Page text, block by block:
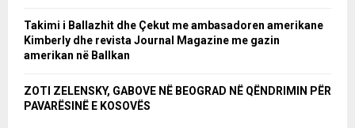
Takimi i Ballazhit dhe Çekut me ambasadoren amerikane
Kimberly dhe revista Journal Magazine me gazin
amerikan në Ballkan
ZOTI ZELENSKY, GABOVE NË BEOGRAD NË QËNDRIMIN PËR
PAVARËSINË E KOSOVËS